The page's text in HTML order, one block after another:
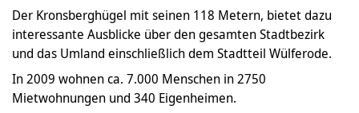
Der Kronsberghügel mit seinen 118 Metern, bietet dazu
interessante Ausblicke über den gesamten Stadtbezirk
und das Umland einschließlich dem Stadtteil Wülferode.
In 2009 wohnen ca. 7.000 Menschen in 2750
Mietwohnungen und 340 Eigenheimen.